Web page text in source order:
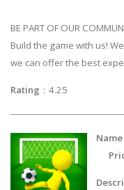
BE PART OF OUR
Build the game with us!
we can offer the best
Rating ：
Name